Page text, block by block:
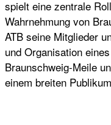
spielt eine zentrale
Wahrnehmung von
ATB seine Mitglieder
und Organisation
Braunschweig-Meile
einem breiten